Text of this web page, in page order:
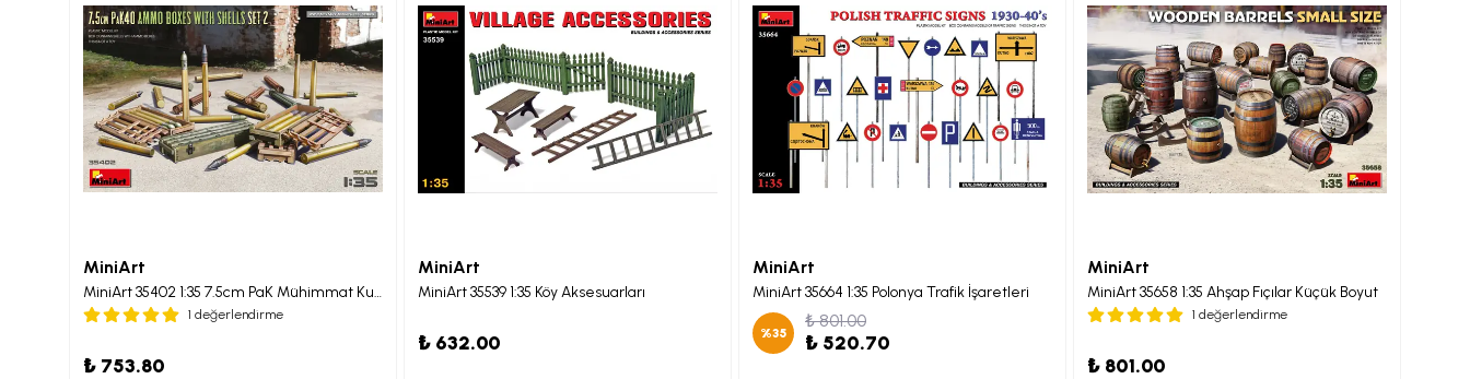
MiniArt
MiniArt 35402 1:35 7.5cm PaK Mühimmat Kutuları. Mermi Seti ile birlikte
1 değerlendirme
₺ 753.80
MiniArt
MiniArt 35539 1:35 Köy Aksesuarları
₺ 632.00
MiniArt
MiniArt 35664 1:35 Polonya Trafik İşaretleri
%35
₺ 801.00
₺ 520.70
MiniArt
MiniArt 35658 1:35 Ahşap Fıçılar Küçük Boyut
1 değerlendirme
₺ 801.00